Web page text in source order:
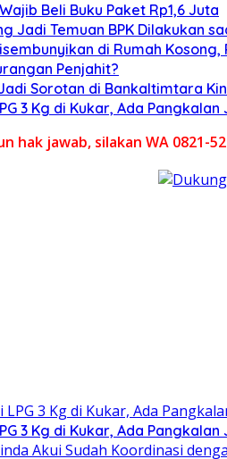
Beli Buku Paket Rp1,6 Juta
Jadi Temuan BPK Dilakukan
di Rumah
Penjahit?
Sorotan di Bankaltimtara
3 Kg di Kukar, Ada
hak jawab, silakan WA 0821-
3 Kg di Kukar, Ada